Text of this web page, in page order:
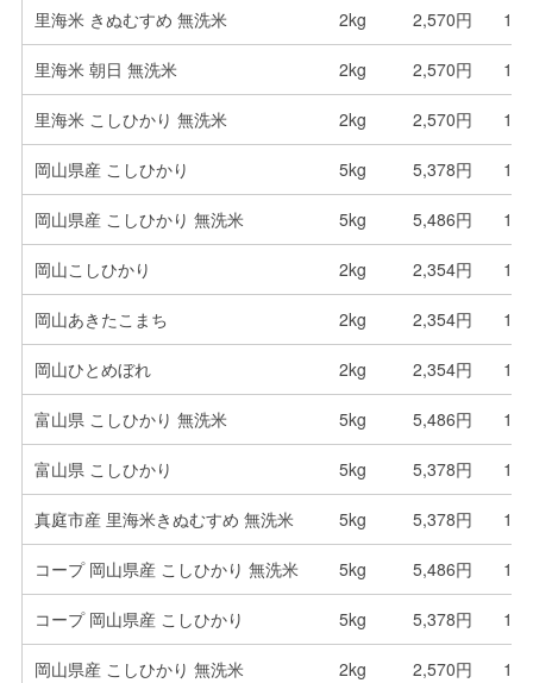
里海米 きぬむすめ 無洗米 2kg 2,570円
里海米 朝日 無洗米 2kg 2,570円
里海米 こしひかり 無洗米 2kg 2,570円
岡山県産 こしひかり 5kg 5,378円
岡山県産 こしひかり 無洗米 5kg 5,486円
岡山こしひかり 2kg 2,354円
岡山あきたこまち 2kg 2,354円
岡山ひとめぼれ 2kg 2,354円
富山県 こしひかり 無洗米 5kg 5,486円
富山県 こしひかり 5kg 5,378円
真庭市産 里海米きぬむすめ 無洗米 5kg 5,378円
コープ 岡山県産 こしひかり 無洗米 5kg 5,486円
コープ 岡山県産 こしひかり 5kg 5,378円
岡山県産 こしひかり 無洗米 2kg 2,570円